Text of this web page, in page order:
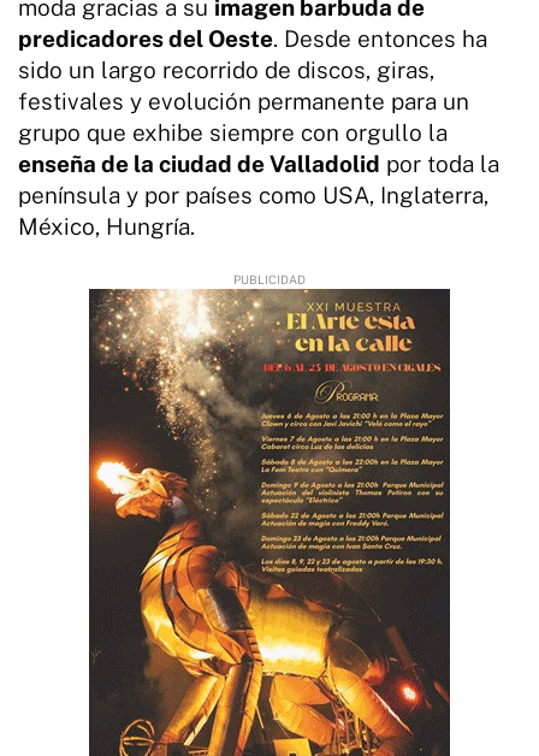
moda gracias a su imagen barbuda de
predicadores del Oeste. Desde entonces ha
sido un largo recorrido de discos, giras,
festivales y evolución permanente para un
grupo que exhibe siempre con orgullo la
enseña de la ciudad de Valladolid por toda la
península y por países como USA, Inglaterra,
México, Hungría.